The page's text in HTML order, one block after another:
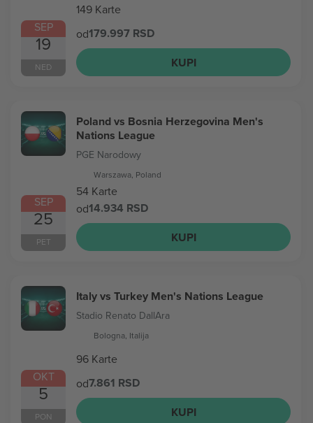
SEP
19
NED
149 Karte
od179.997 RSD
KUPI
SEP
25
PET
Poland vs Bosnia Herzegovina Men's
Nations League
PGE Narodowy
Warszawa, Poland
54 Karte
od14.934 RSD
KUPI
OKT
5
PON
Italy vs Turkey Men's Nations League
Stadio Renato DallAra
Bologna, Italija
96 Karte
od7.861 RSD
KUPI